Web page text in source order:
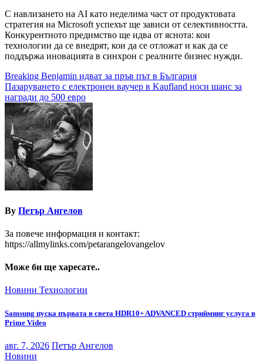
С навлизането на AI като неделима част от продуктовата
стратегия на Microsoft успехът ще зависи от селективността.
Конкурентното предимство ще идва от яснота: кои
технологии да се внедрят, кои да се отложат и как да се
поддържа иновацията в синхрон с реалните бизнес нужди.
Навигация
Breaking Benjamin идват за пръв път в България
Пазаруването с електронен ваучер в Kaufland носи шанс за
награди до 500 евро
By Петър Ангелов
За повече информация и контакт:
https://allmylinks.com/petarangelovangelov
Може би ще харесате..
Новини Технологии
Samsung пуска първата в света HDR10+ ADVANCED стрийминг услуга в
Prime Video
авг. 7, 2026 Петър Ангелов
Новини